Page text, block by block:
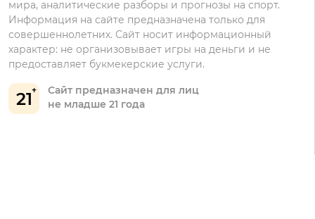
21
Сайт предназначен для лиц
не младше 21 года
мира, аналитические разборы и прогнозы на спорт.
Информация на сайте предназначена только для
совершеннолетних. Сайт носит информационный
характер: не организовывает игры на деньги и не
предоставляет букмекерские услуги.